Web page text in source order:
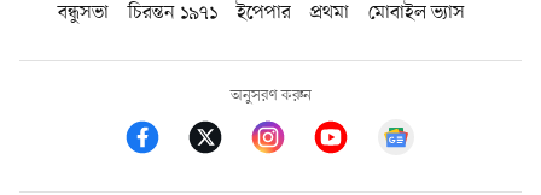
বন্ধুসভা
চিরন্তন ১৯৭১ ইপেপার প্রথমা মোবাইল ভ্যাস
অনুসরণ করুন